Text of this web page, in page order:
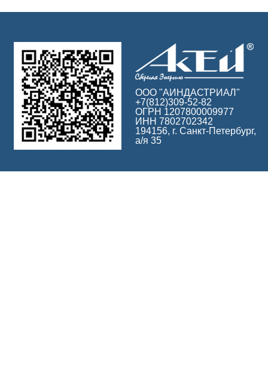
ООО "АИНДАСТРИАЛ"
+7(812)309-52-82
ОГРН 1207800009977
ИНН 7802702342
194156, г. Санкт-Петербург,
а/я 35